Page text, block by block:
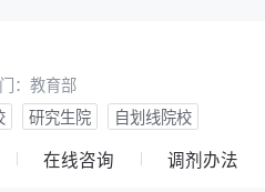
： 教育部
研究生院 自划线院校
在线咨询 调剂办法